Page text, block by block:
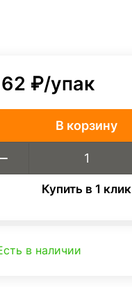
₽/упак
В корзину
Купить в 1 клик
в наличии